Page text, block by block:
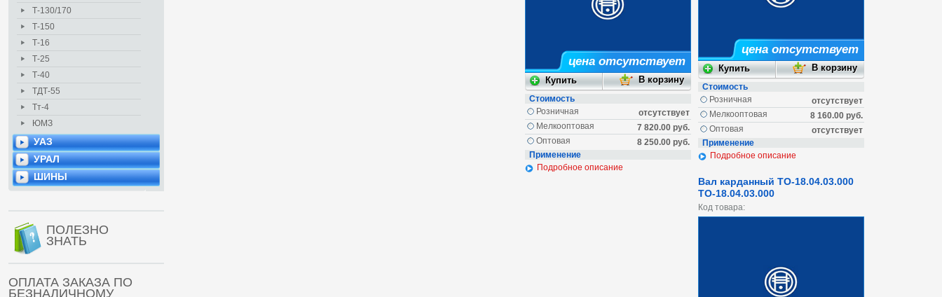
Т-130/170
Т-150
Т-16
Т-25
Т-40
ТДТ-55
Тт-4
ЮМЗ
УАЗ
УРАЛ
ШИНЫ
ПОЛЕЗНО
ЗНАТЬ
ОПЛАТА ЗАКАЗА ПО
БЕЗНАЛИЧНОМУ
цена отсутствует
Стоимость
отсутствует
Розничная
7 820.00 руб.
Мелкооптовая
8 250.00 руб.
Оптовая
Применение
Подробное описание
цена отсутствует
Стоимость
отсутствует
Розничная
8 160.00 руб.
Мелкооптовая
отсутствует
Оптовая
Применение
Подробное описание
Вал карданный ТО-18.04.03.000
ТО-18.04.03.000
Код товара: